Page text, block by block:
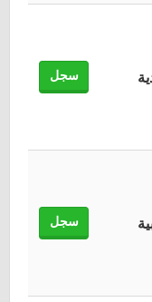
سجل
سجل